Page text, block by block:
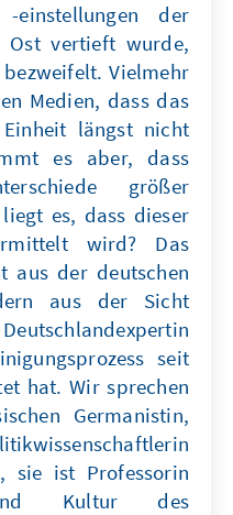
-einstellungen der
Ost vertieft wurde,
Vielmehr
Medien, dass das
längst nicht
es aber, dass
größer
es, dass dieser
wird? Das
der deutschen
aus der Sicht
seit
hat. Wir sprechen
Germanistin,
sie ist Professorin
Kultur des